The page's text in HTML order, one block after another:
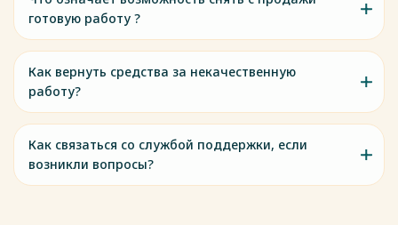
готовую работу ?
Как вернуть средства за некачественную
работу?
Как связаться со службой поддержки, если
возникли вопросы?